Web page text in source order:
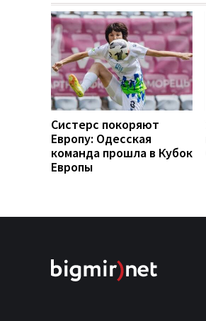
Систерс покоряют
Европу: Одесская
команда прошла в Кубок
Европы